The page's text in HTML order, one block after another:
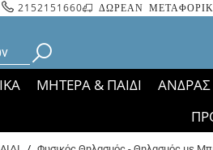
2152151660 ΔΩΡΕΑΝ
ΜΗΤΕΡΑ & ΠΑΙΔΙ ΑΝΔΡΑΣ
Bάσει ΦΕΚ 35935/2023